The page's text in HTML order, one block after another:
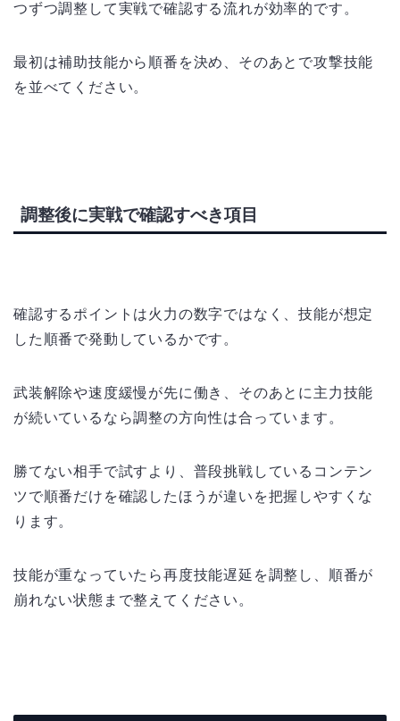
つずつ調整して実戦で確認する流れが効率的です。
最初は補助技能から順番を決め、そのあとで攻撃技能
を並べてください。
調整後に実戦で確認すべき項目
確認するポイントは火力の数字ではなく、技能が想定
した順番で発動しているかです。
武装解除や速度緩慢が先に働き、そのあとに主力技能
が続いているなら調整の方向性は合っています。
勝てない相手で試すより、普段挑戦しているコンテン
ツで順番だけを確認したほうが違いを把握しやすくな
ります。
技能が重なっていたら再度技能遅延を調整し、順番が
崩れない状態まで整えてください。